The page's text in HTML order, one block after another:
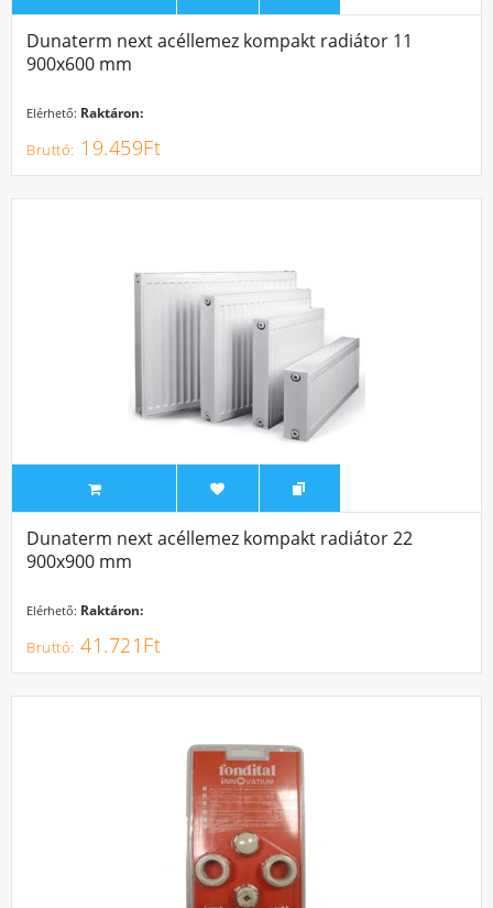
Dunaterm next acéllemez kompakt radiátor 11
900x600 mm
Elérhető: Raktáron:
19.459Ft
Dunaterm next acéllemez kompakt radiátor 22
900x900 mm
Elérhető: Raktáron:
41.721Ft